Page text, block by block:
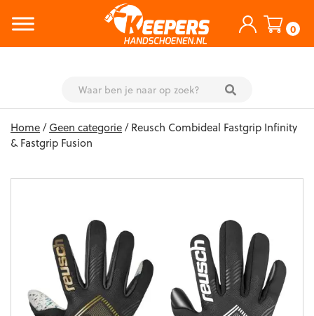
0
content
Home/Geen categorie/ Reusch Combideal Fastgrip Infinity
& Fastgrip Fusion